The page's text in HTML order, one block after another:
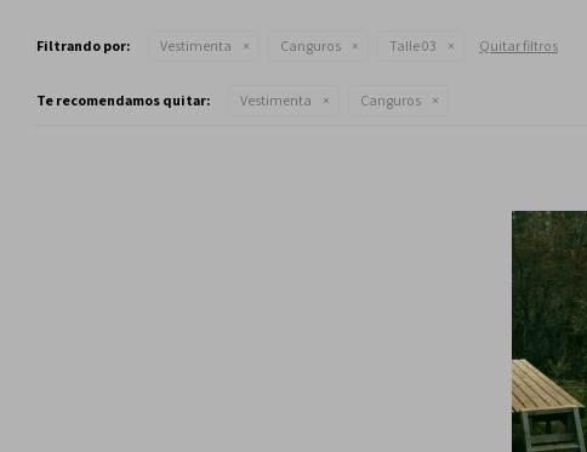
Filtrando por: Vestimenta Canguros Talle 03 Quitar filtros
Te recomendamos quitar: Vestimenta Canguros